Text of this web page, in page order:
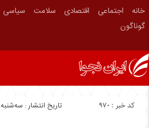
خانه اجتماعی اقتصادی سلامت سیاسی
گوناگون
تاریخ انتشار : سه‌شنبه 1 آگوست 2023 - 8:54 کد خبر : 970